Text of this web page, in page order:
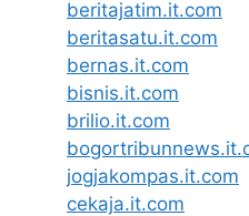
beritajatim.it.com
beritasatu.it.com
bernas.it.com
bisnis.it.com
brilio.it.com
jogjakompas.it.com
cekaja.it.com